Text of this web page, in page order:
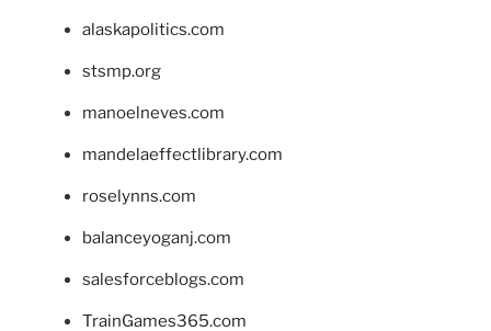
alaskapolitics.com
stsmp.org
manoelneves.com
mandelaeffectlibrary.com
roselynns.com
balanceyoganj.com
salesforceblogs.com
TrainGames365.com